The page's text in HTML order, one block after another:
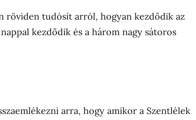
röviden tudósít arról, hogyan kezdődik az
kezdődik és a három nagy sátoros
arra, hogy amikor a Szentlélek